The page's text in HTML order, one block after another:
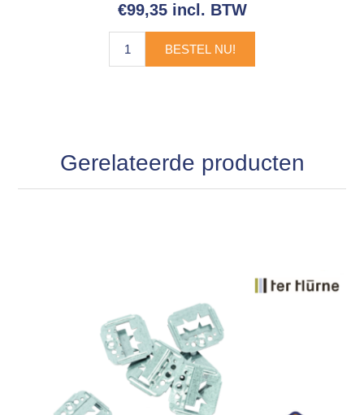
€99,35 incl. BTW
BESTEL NU!
Gerelateerde producten